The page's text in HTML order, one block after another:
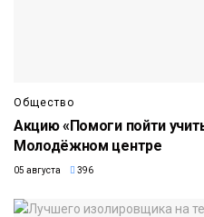
Общество
Акцию «Помоги пойти
Молодёжном центре
05 августа 396